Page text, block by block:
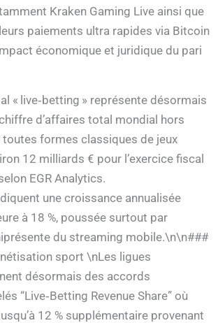
Kraken Gaming Live ainsi que
paiements ultra rapides via Bitcoin
économique et juridique du pari
« live‑betting » représente désormais
d’affaires total mondial hors
toutes formes classiques de jeux
12 milliards € pour l’exercice fiscal
EGR Analytics.
une croissance annualisée
à 18 %, poussée surtout par
du streaming mobile.\n\n###
sport \nLes ligues
désormais des accords
“Live‑Betting Revenue Share” où
12 % supplémentaire provenant